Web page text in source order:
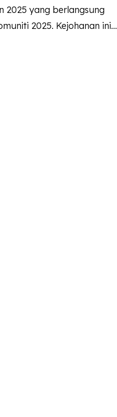
2025 yang berlangsung
2025. Kejohanan ini...